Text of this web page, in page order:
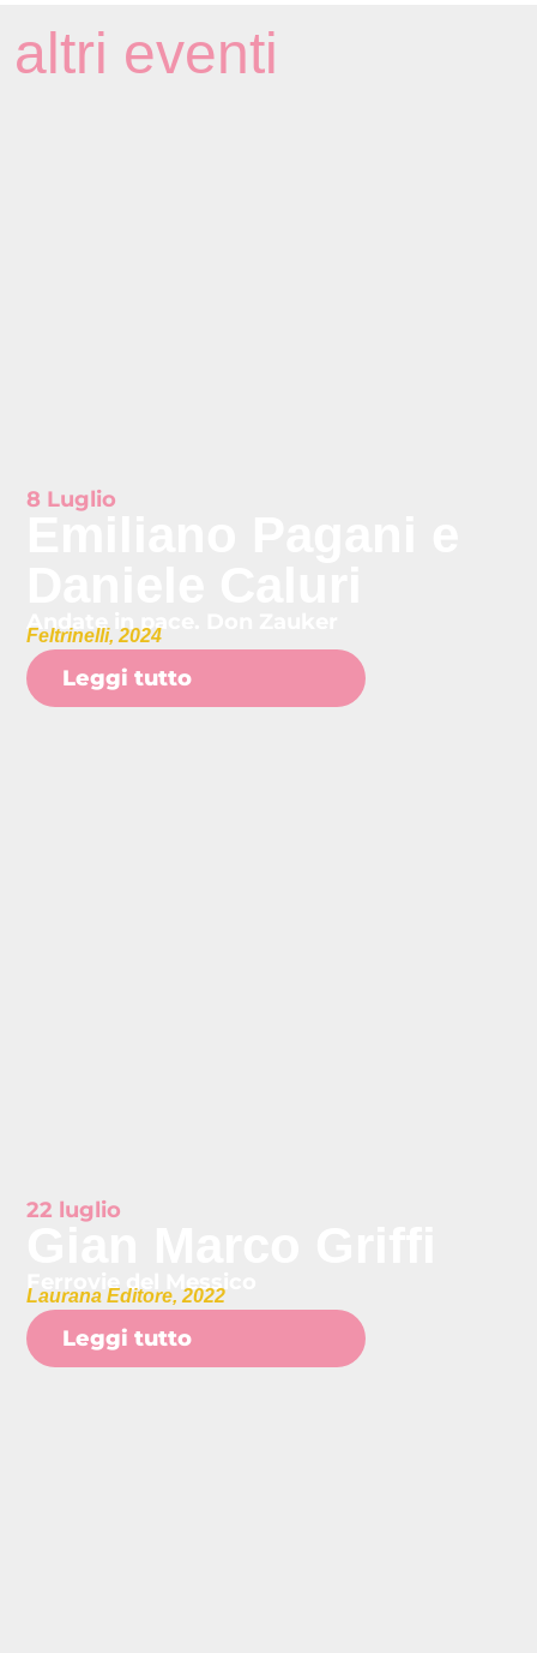
altri eventi
8 Luglio
Andate in pace. Don Zauker
Feltrinelli, 2024
Leggi tutto
22 luglio
Ferrovie del Messico
Laurana Editore, 2022
Leggi tutto